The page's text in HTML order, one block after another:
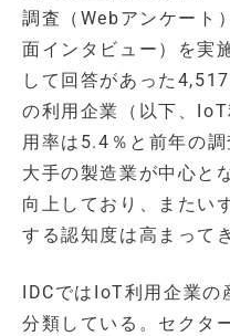
調査（Webアンケート
面インタビュー）を実
して回答があった
の利用企業（以下、
用率は5.4％と前年の
大手の製造業が中心と
向上しており、またい
する認知度は高まって
IDCではIoT利用企業
分類している。セクタ